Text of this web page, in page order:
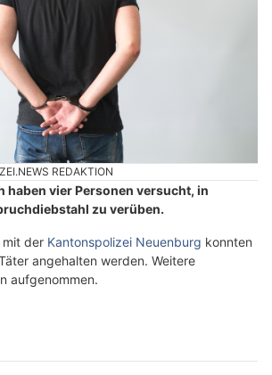
REDAKTION
haben vier Personen versucht, in
zu verüben.
mit der Kantonspolizei Neuenburg konnten
angehalten werden. Weitere
aufgenommen.